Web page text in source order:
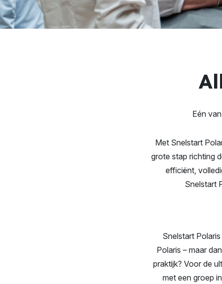
Eén
Met Snelstart
grote stap richting
efficiënt,
Snelstart
Snelstart
Polaris – maar
praktijk? Voor de
met een groep